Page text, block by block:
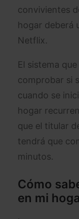
convivientes
hogar deberá
Netflix.
El sistema
comprobar si
cuando se
hogar
que el titular
tendrá que
minutos.
Cómo
en mi